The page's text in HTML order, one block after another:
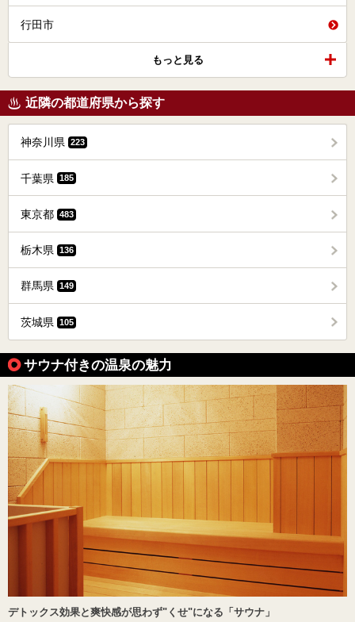
行田市
もっと見る
近隣の都道府県から探す
神奈川県 223
千葉県 185
東京都 483
栃木県 136
群馬県 149
茨城県 105
サウナ付きの温泉の魅力
デトックス効果と爽快感が思わず"くせ"になる「サウナ」